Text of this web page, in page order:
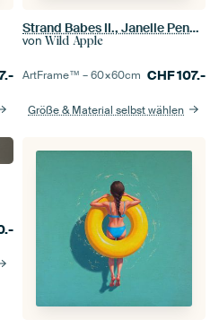
Strand Babes II., Janelle Penner
von Wild Apple
ArtFrame™ –60×60cm CHF107.-
Größe & Material selbst wählen